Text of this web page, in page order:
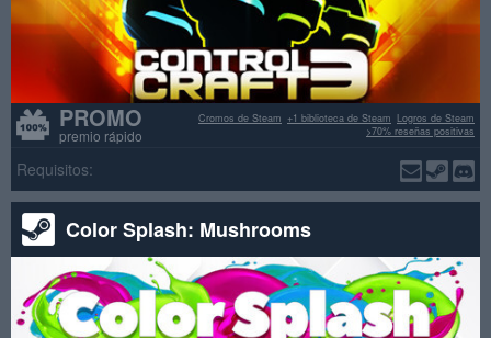
PROMO
premio rápido
Logros de Steam
+1 biblioteca de Steam
Cromos de Steam
>70% reseñas positivas
Requisitos:
Color Splash: Mushrooms